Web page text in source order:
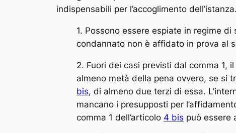
indispensabili per l’accoglimento dell’istanza.
1. Possono essere espiate in regime
condannato non è affidato in prova al
2. Fuori dei casi previsti dal comma 1,
almeno metà della pena ovvero, se si
bis, di almeno due terzi di essa.
mancano i presupposti per
comma 1 dell’articolo 4 bis può essere